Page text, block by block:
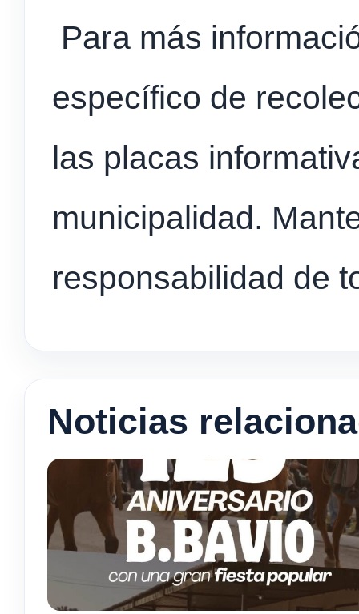
Para más
específico de
las placas
municipalidad.
responsabilidad de
Noticias